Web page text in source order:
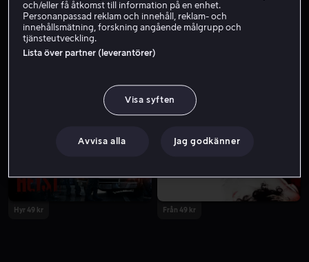
Hyr 49 kr Från 49 kr
och/eller få åtkomst till information på en enhet.
Personanpassad reklam och innehåll, reklam- och
innehållsmätning, forskning angående målgrupp och
tjänsteutveckling.
Lista över partner (leverantörer)
Visa syften
Avvisa alla Jag godkänner